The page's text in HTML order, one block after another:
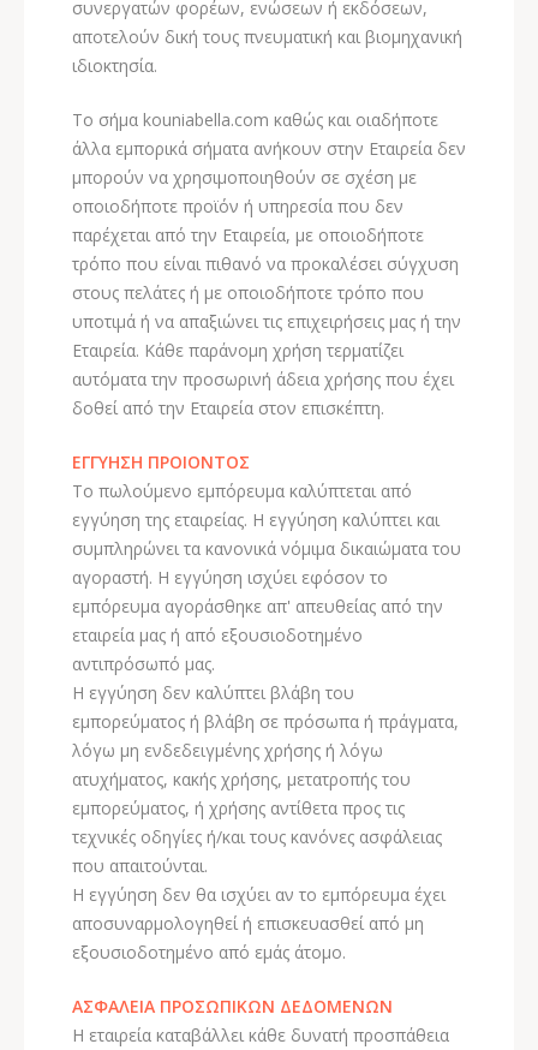
συνεργατών φορέων, ενώσεων ή εκδόσεων,
αποτελούν δική τους πνευματική και βιομηχανική
ιδιοκτησία.
Το σήμα kouniabella.com καθώς και οιαδήποτε
άλλα εμπορικά σήματα ανήκουν στην Εταιρεία δεν
μπορούν να χρησιμοποιηθούν σε σχέση με
οποιοδήποτε προϊόν ή υπηρεσία που δεν
παρέχεται από την Εταιρεία, με οποιοδήποτε
τρόπο που είναι πιθανό να προκαλέσει σύγχυση
στους πελάτες ή με οποιοδήποτε τρόπο που
υποτιμά ή να απαξιώνει τις επιχειρήσεις μας ή την
Εταιρεία. Κάθε παράνομη χρήση τερματίζει
αυτόματα την προσωρινή άδεια χρήσης που έχει
δοθεί από την Εταιρεία στον επισκέπτη.
ΕΓΓΥΗΣΗ ΠΡΟΙΟΝΤΟΣ
Το πωλούμενο εμπόρευμα καλύπτεται από
εγγύηση της εταιρείας. Η εγγύηση καλύπτει και
συμπληρώνει τα κανονικά νόμιμα δικαιώματα του
αγοραστή. H εγγύηση ισχύει εφόσον το
εμπόρευμα αγοράσθηκε απ' απευθείας από την
εταιρεία μας ή από εξουσιοδοτημένο
αντιπρόσωπό μας.
Η εγγύηση δεν καλύπτει βλάβη του
εμπορεύματος ή βλάβη σε πρόσωπα ή πράγματα,
λόγω μη ενδεδειγμένης χρήσης ή λόγω
ατυχήματος, κακής χρήσης, μετατροπής του
εμπορεύματος, ή χρήσης αντίθετα προς τις
τεχνικές οδηγίες ή/και τους κανόνες ασφάλειας
που απαιτούνται.
Η εγγύηση δεν θα ισχύει αν το εμπόρευμα έχει
αποσυναρμολογηθεί ή επισκευασθεί από μη
εξουσιοδοτημένο από εμάς άτομο.
ΑΣΦΑΛΕΙΑ ΠΡΟΣΩΠΙΚΩΝ ΔΕΔΟΜΕΝΩΝ
Η εταιρεία καταβάλλει κάθε δυνατή προσπάθεια